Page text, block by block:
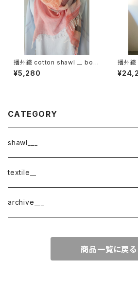
播州織 cotton shawl __ bord
er 160 夕映w
¥5,280
播州
ck
CATEGORY
shawl___
cotton
border
cotton × wool
textile__
織物
archive___
商品一覧に戻る